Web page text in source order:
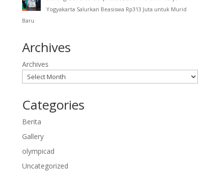
Yogyakarta Salurkan Beasiswa Rp313 Juta untuk Murid
Baru
Archives
Archives
Categories
Berita
Gallery
olympicad
Uncategorized